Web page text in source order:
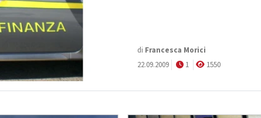
di Francesca Morici
22.09.2009
1 1550